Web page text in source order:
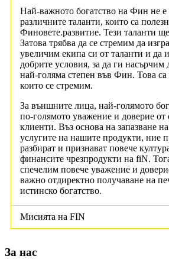
Най-важното богатство на Фин не е
различните таланти, които са
Финовете.развитие. Тези таланти
Затова трябва да се стремим да
увеличим екипа си от таланти и да
добрите условия, за да ги насърчим
най-голяма степен във Фин. Това
които се стремим.
За външните лица, най-голямото
по-голямото уважение и доверие от
клиенти. Въз основа на запазване
услугите на нашите продукти, ние
разбират и признават повече
финансите чрезпродукти на fiN.
спечелим повече уважение и
важно отдиректно получаване на
истинско богатство.
Мисията на FIN
За нас